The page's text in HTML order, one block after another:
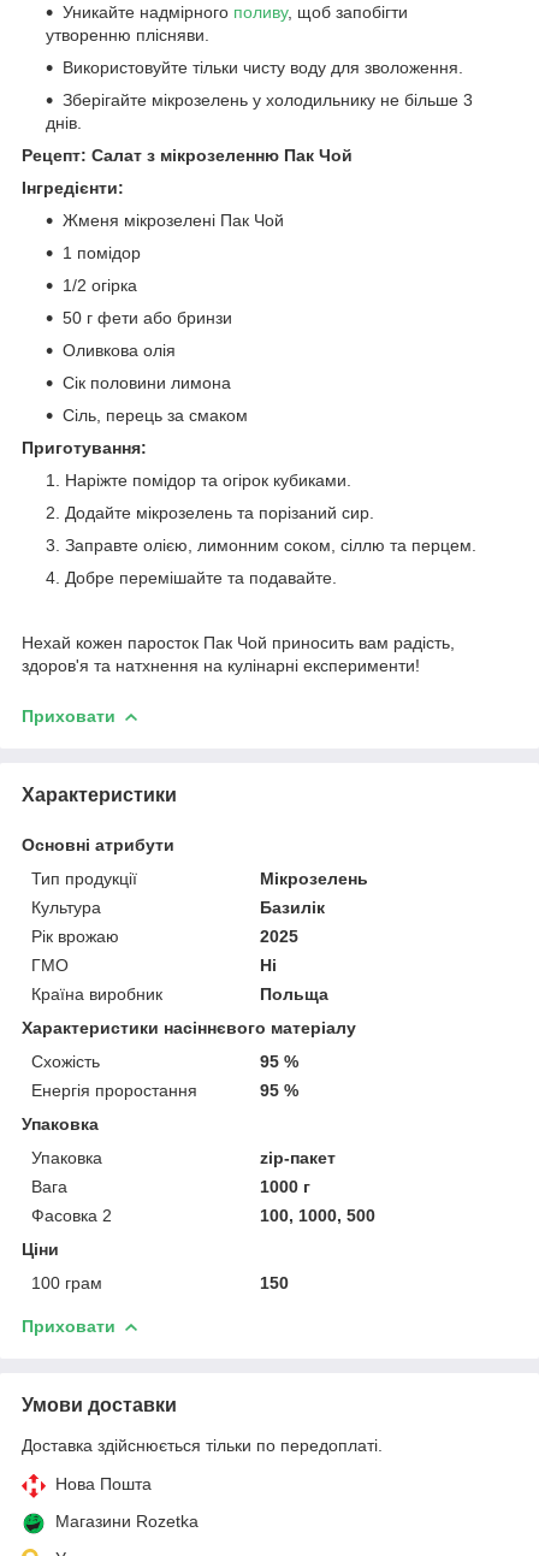
Уникайте надмірного поливу, щоб запобігти
утворенню плісняви.
Використовуйте тільки чисту воду для зволоження.
Зберігайте мікрозелень у холодильнику не більше 3
днів.
Рецепт: Салат з мікрозеленню Пак Чой
Інгредієнти:
Жменя мікрозелені Пак Чой
1 помідор
1/2 огірка
50 г фети або бринзи
Оливкова олія
Сік половини лимона
Сіль, перець за смаком
Приготування:
Наріжте помідор та огірок кубиками.
Додайте мікрозелень та порізаний сир.
Заправте олією, лимонним соком, сіллю та перцем.
Добре перемішайте та подавайте.
Нехай кожен паросток Пак Чой приносить вам радість,
здоров'я та натхнення на кулінарні експерименти!
Приховати
Характеристики
Основні атрибути
Тип продукції
Мікрозелень
Культура
Базилік
Рік врожаю
2025
ГМО
Ні
Країна виробник
Польща
Характеристики насіннєвого матеріалу
Схожість
95 %
Енергія проростання
95 %
Упаковка
Упаковка
zip-пакет
Вага
1000 г
Фасовка 2
100, 1000, 500
Ціни
100 грам
150
Приховати
Умови доставки
Доставка здійснюється тільки по передоплаті.
Нова Пошта
Магазини Rozetka